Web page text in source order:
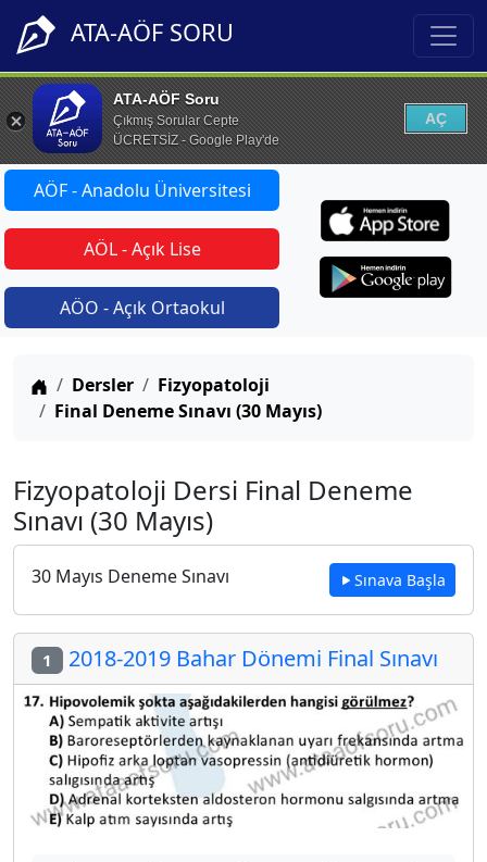
ATA-AÖF SORU
ATA-AÖF Soru
Çıkmış Sorular Cepte
ÜCRETSİZ - Google Play'de
AÇ
AÖF - Anadolu Üniversitesi
AÖL - Açık Lise
AÖO - Açık Ortaokul
Anasayfa
Dersler
Fizyopatoloji
Final Deneme Sınavı (30 Mayıs)
Fizyopatoloji Dersi Final Deneme
Sınavı (30 Mayıs)
30 Mayıs Deneme Sınavı Sınava Başla
1 2018-2019 Bahar Dönemi Final Sınavı